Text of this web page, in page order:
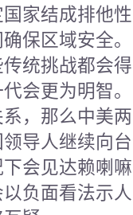
家结成排他
保区域安全。
挑战都会得
会更为明智
，那么中美
导人继续向
会见达赖喇
负面看法示